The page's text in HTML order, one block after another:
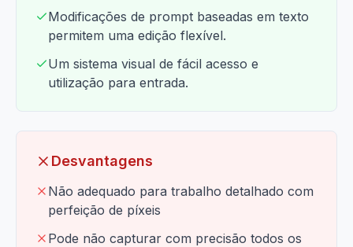
Modificações de prompt baseadas em texto
permitem uma edição flexível.
Um sistema visual de fácil acesso e
utilização para entrada.
Desvantagens
Não adequado para trabalho detalhado com
perfeição de píxeis
Pode não capturar com precisão todos os